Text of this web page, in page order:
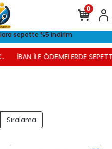
sepette %5 indirim
İBAN İLE ÖDEMELERDE
0
Sıralama